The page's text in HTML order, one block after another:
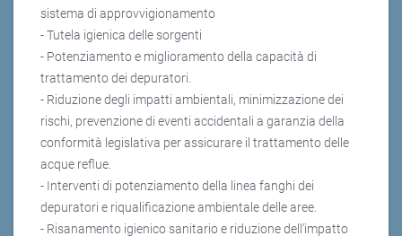
sistema di approvvigionamento
- Tutela igienica delle sorgenti
- Potenziamento e miglioramento della capacità di
trattamento dei depuratori.
- Riduzione degli impatti ambientali, minimizzazione dei
rischi, prevenzione di eventi accidentali a garanzia della
conformità legislativa per assicurare il trattamento delle
acque reflue.
- Interventi di potenziamento della linea fanghi dei
depuratori e riqualificazione ambientale delle aree.
- Risanamento igienico sanitario e riduzione dell'impatto